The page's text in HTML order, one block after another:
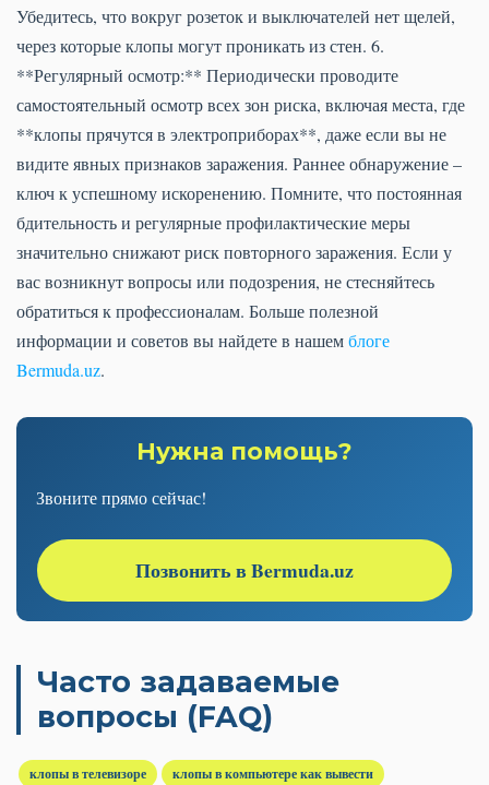
Убедитесь, что вокруг розеток и выключателей нет щелей,
через которые клопы могут проникать из стен. 6.
**Регулярный осмотр:** Периодически проводите
самостоятельный осмотр всех зон риска, включая места, где
**клопы прячутся в электроприборах**, даже если вы не
видите явных признаков заражения. Раннее обнаружение –
ключ к успешному искоренению. Помните, что постоянная
бдительность и регулярные профилактические меры
значительно снижают риск повторного заражения. Если у
вас возникнут вопросы или подозрения, не стесняйтесь
обратиться к профессионалам. Больше полезной
информации и советов вы найдете в нашемблоге
Bermuda.uz.
Нужна помощь?
Звоните прямо сейчас!
Позвонить в Bermuda.uz
Часто задаваемые
вопросы (FAQ)
клопы в телевизоре клопы в компьютере как вывести